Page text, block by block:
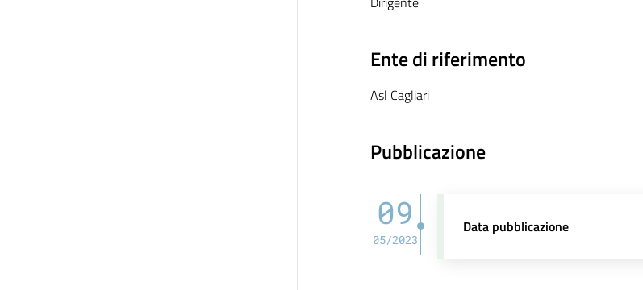
Ente di riferimento
Asl Cagliari
Pubblicazione
09
05/2023
Data pubblicazione